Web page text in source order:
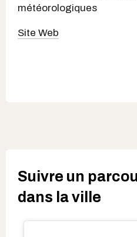
météorologiques
Site Web
Suivre un
dans la ville